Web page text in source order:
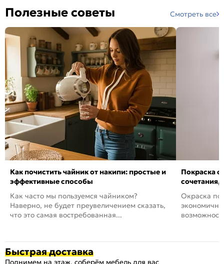
Полезные советы Смотреть все
Как почистить чайник от накипи: простые и
эффективные способы
Как часто мы пользуемся чайником?
Наверно, не будет преувеличением сказать,
что это самая востребованная...
Покраска
сочетания,
Окраска
Быстрая доставка
Поднимем на этаж, соберём мебель для вас